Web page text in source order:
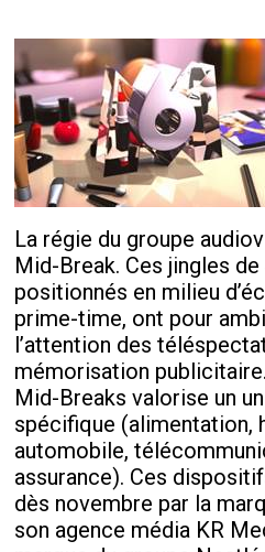
La régie du groupe
Mid-Break. Ces jingles
positionnés en milieu
prime-time, ont pour
l’attention des
mémorisation
Mid-Breaks valorise un
spécifique (alimentation,
automobile,
assurance). Ces
dès novembre par la
son agence média KR